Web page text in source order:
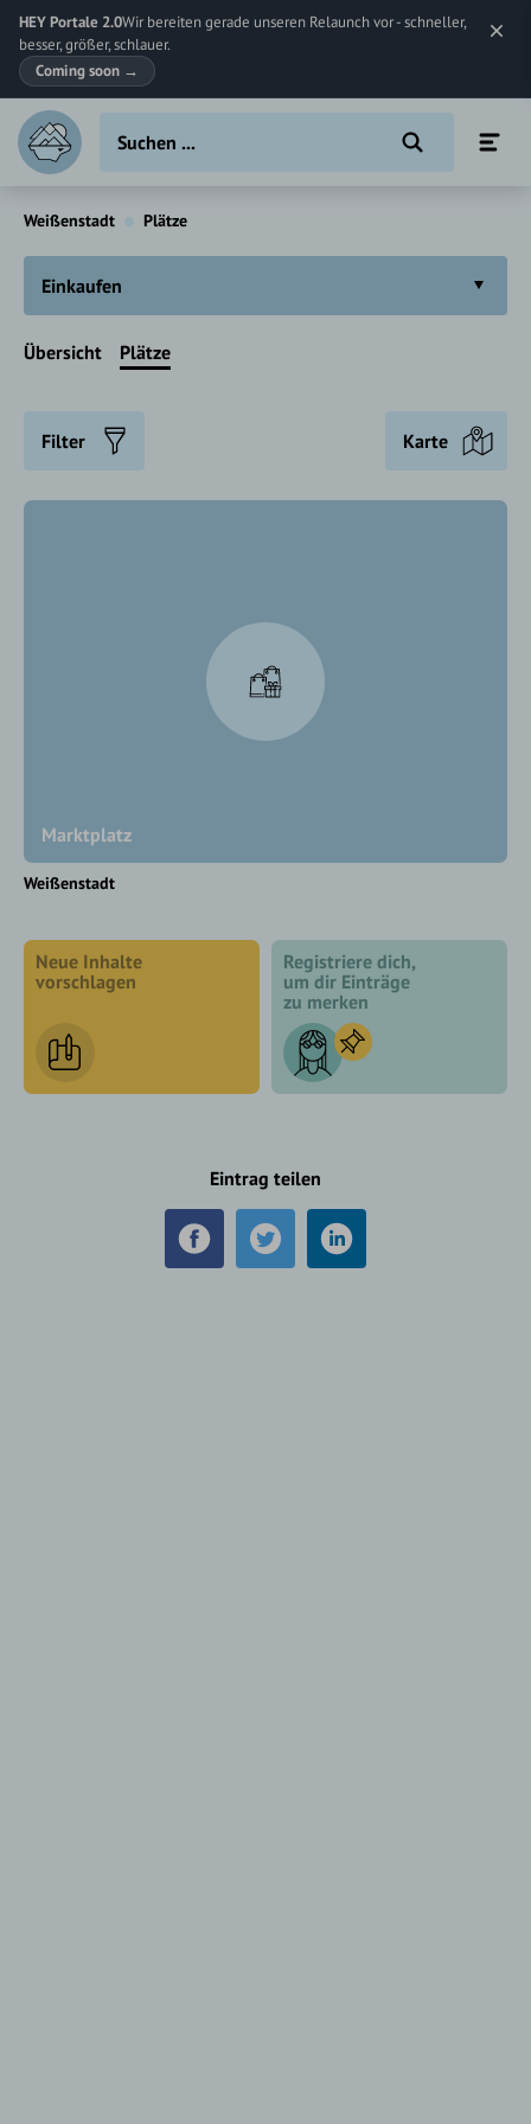
HEY Portale 2.0Wir bereiten gerade unseren Relaunch vor - schneller,
besser, größer, schlauer.
Coming soon →
Weißenstadt Plätze
Einkaufen
Übersicht Plätze
Filter Karte
Marktplatz
Weißenstadt
Neue Inhalte
vorschlagen
Registriere dich,
um dir Einträge
zu merken
Eintrag teilen